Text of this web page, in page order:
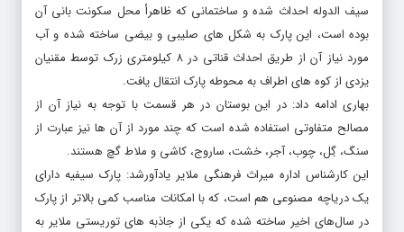
سیف الدوله احداث شده و ساختمانی که ظاهرأ محل سکونت بانی آن
بوده است، این پارک به شکل های صلیبی و بیضی ساخته شده و آب
مورد نیاز آن از طریق احداث قناتی در ۸ کیلومتری زرک توسط مقنیان
یزدی از کوه های اطراف به محوطه پارک انتقال یافت.
بهاری ادامه داد: در این بوستان در هر قسمت با توجه به نیاز آن از
مصالح متفاوتی استفاده شده است که چند مورد از آن ها نیز عبارت از
سنگ، گِل، چوب، آجر، خشت، ساروج، کاشی و ملاط گچ هستند.
این کارشناس اداره میراث فرهنگی ملایر یادآورشد: پارک سیفیه دارای
یک دریاچه مصنوعی هم است، که با امکانات مناسب کمی بالاتر از پارک
در سال‌های اخیر ساخته شده که یکی از جاذبه های توریستی ملایر به